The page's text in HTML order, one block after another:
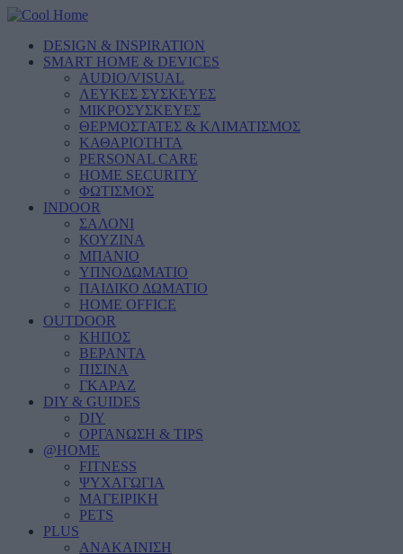
DESIGN & INSPIRATION
SMART HOME & DEVICES
AUDIO/VISUAL
ΛΕΥΚΕΣ ΣΥΣΚΕΥΕΣ
ΜΙΚΡΟΣΥΣΚΕΥΕΣ
ΘΕΡΜΟΣΤΑΤΕΣ & ΚΛΙΜΑΤΙΣΜΟΣ
ΚΑΘΑΡΙΟΤΗΤΑ
PERSONAL CARE
HOME SECURITY
ΦΩΤΙΣΜΟΣ
INDOOR
ΣΑΛΟΝΙ
ΚΟΥΖΙΝΑ
ΜΠΑΝΙΟ
ΥΠΝΟΔΩΜΑΤΙΟ
ΠΑΙΔΙΚΟ ΔΩΜΑΤΙΟ
HOME OFFICE
OUTDOOR
ΚΗΠΟΣ
ΒΕΡΑΝΤΑ
ΠΙΣΙΝΑ
ΓΚΑΡΑΖ
DIY & GUIDES
DIY
ΟΡΓΑΝΩΣΗ & TIPS
@HOME
FITNESS
ΨΥΧΑΓΩΓΙΑ
ΜΑΓΕΙΡΙΚΗ
PETS
PLUS
ΑΝΑΚΑΙΝΙΣΗ